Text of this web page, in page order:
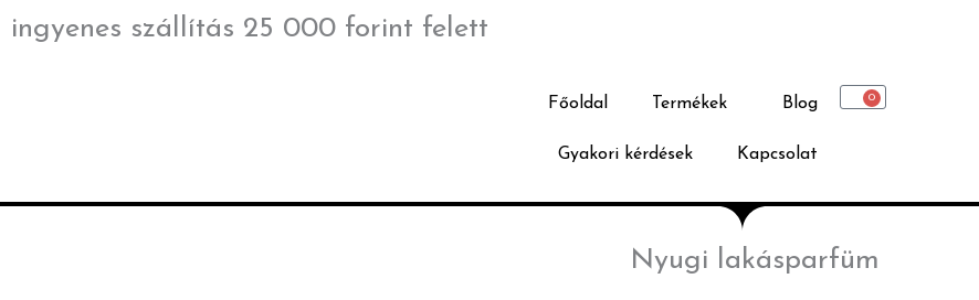
toingyenes szállítás 25 000 forint felett
Főoldal Termékek Blog
Gyakori kérdések Kapcsolat
0
Kosár
Nyugi lakásparfüm